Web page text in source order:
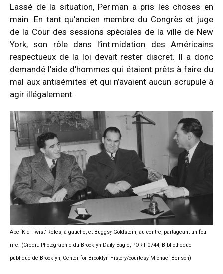
Lassé de la situation, Perlman a pris les choses en
main. En tant qu’ancien membre du Congrès et juge
de la Cour des sessions spéciales de la ville de New
York, son rôle dans l’intimidation des Américains
respectueux de la loi devait rester discret. Il a donc
demandé l’aide d’hommes qui étaient prêts à faire du
mal aux antisémites et qui n’avaient aucun scrupule à
agir illégalement.
Abe ‘Kid Twist’ Reles, à gauche, et Buggsy Goldstein, au centre, partageant un fou
rire. (Crédit: Photographie du Brooklyn Daily Eagle, PORT-0744, Bibliothèque
publique de Brooklyn, Center for Brooklyn History/courtesy Michael Benson)